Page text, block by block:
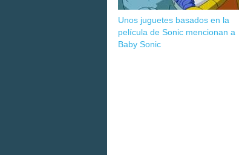
Unos juguetes basados en la
película de Sonic mencionan a
Baby Sonic